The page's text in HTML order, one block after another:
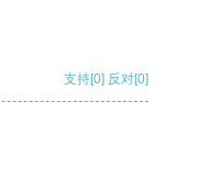
支持[0] 反对[0]